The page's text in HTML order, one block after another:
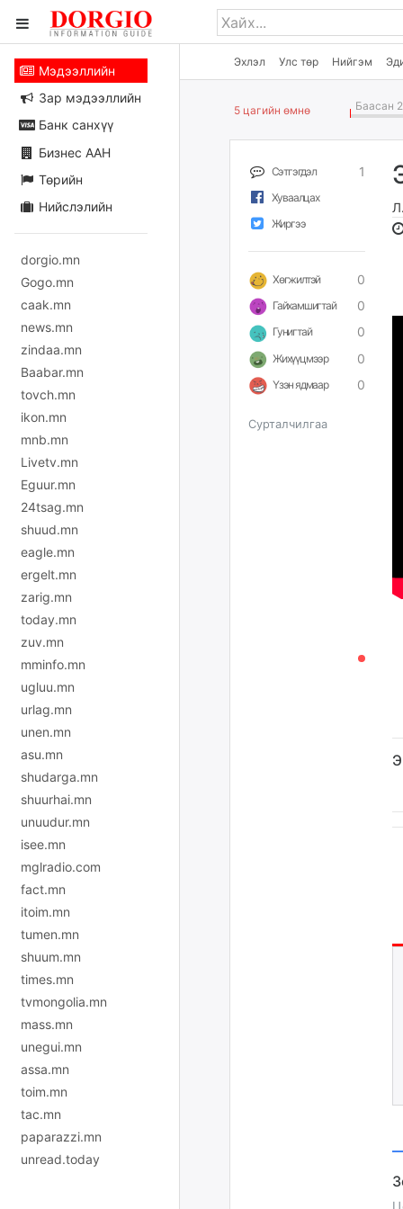
Эхлэл Улс төр Нийгэм
Мэдээллийн
Зар мэдээллийн
Банк санхүү
Бизнес ААН
Төрийн
Нийслэлийн
dorgio.mn
Gogo.mn
caak.mn
news.mn
zindaa.mn
Baabar.mn
tovch.mn
ikon.mn
mnb.mn
Livetv.mn
Eguur.mn
24tsag.mn
shuud.mn
eagle.mn
ergelt.mn
zarig.mn
today.mn
zuv.mn
mminfo.mn
ugluu.mn
urlag.mn
unen.mn
asu.mn
shudarga.mn
shuurhai.mn
unuudur.mn
isee.mn
mglradio.com
fact.mn
itoim.mn
tumen.mn
shuum.mn
times.mn
tvmongolia.mn
mass.mn
unegui.mn
assa.mn
toim.mn
tac.mn
paparazzi.mn
unread.today
5 цагийн өмнө Баасан
Сэтгэгдэл 1
Хуваалцах
Жиргээ
Хөгжилтэй 0
Гайхамшигтай 0
Гунигтай 0
Жихүүцмээр 0
Үзэн ядмаар 0
Сурталчилгаа